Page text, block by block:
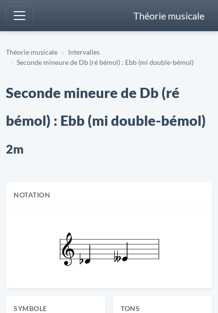
Théorie musicale
Théorie musicale
Intervalles
Seconde mineure de Db (ré bémol) : Ebb (mi double-bémol)
Seconde mineure de Db (ré
bémol) : Ebb (mi double-bémol)
2m
NOTATION
SYMBOLE TONS